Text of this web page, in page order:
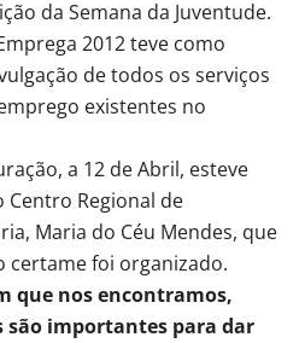
da Semana da Juventude.
2012 teve como
de todos os serviços
existentes no
a 12 de Abril, esteve
Regional de
Maria do Céu Mendes, que
certame foi organizado.
que nos encontramos,
importantes para dar